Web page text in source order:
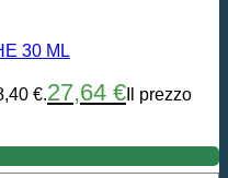
30 ML
€.27,64 € Il prezzo